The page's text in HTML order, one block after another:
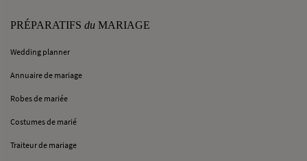
PRÉPARATIFS du MARIAGE
Wedding planner
Annuaire de mariage
Robes de mariée
Costumes de marié
Traiteur de mariage